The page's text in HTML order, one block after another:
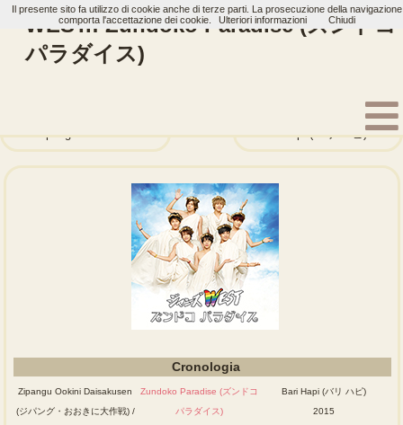
WEST.: Zundoko Paradise (ズンドコ
パラダイス)
Zipangu Ookini Daisakusen (ジパング・おおきに大作戦) / Yume wo
Bari Hapi (バリ ハピ)
Cronologia
Zipangu Ookini Daisakusen
(ジパング・おおきに大作戦) /
Zundoko Paradise (ズンドコ
パラダイス)
Bari Hapi (バリ ハピ)
2015
Il presente sito fa utilizzo di cookie anche di terze parti. La prosecuzione della navigazione
comporta l'accettazione dei cookie.
Ulteriori informazioni Chiudi